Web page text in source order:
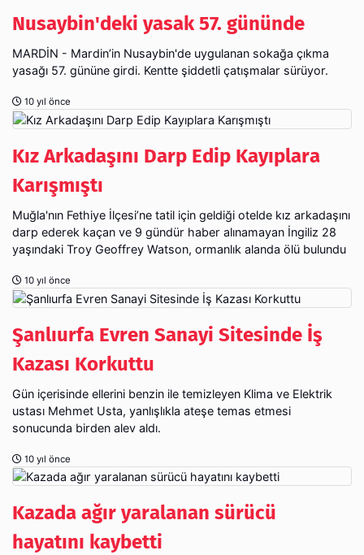
Nusaybin'deki yasak 57. gününde
MARDİN - Mardin’in Nusaybin'de uygulanan sokağa çıkma
yasağı 57. gününe girdi. Kentte şiddetli çatışmalar sürüyor.
10 yıl önce
Kız Arkadaşını Darp Edip Kayıplara
Karışmıştı
Muğla'nın Fethiye İlçesi’ne tatil için geldiği otelde kız arkadaşını
darp ederek kaçan ve 9 gündür haber alınamayan İngiliz 28
yaşındaki Troy Geoffrey Watson, ormanlık alanda ölü bulundu
10 yıl önce
Şanlıurfa Evren Sanayi Sitesinde İş
Kazası Korkuttu
Gün içerisinde ellerini benzin ile temizleyen Klima ve Elektrik
ustası Mehmet Usta, yanlışlıkla ateşe temas etmesi
sonucunda birden alev aldı.
10 yıl önce
Kazada ağır yaralanan sürücü
hayatını kaybetti